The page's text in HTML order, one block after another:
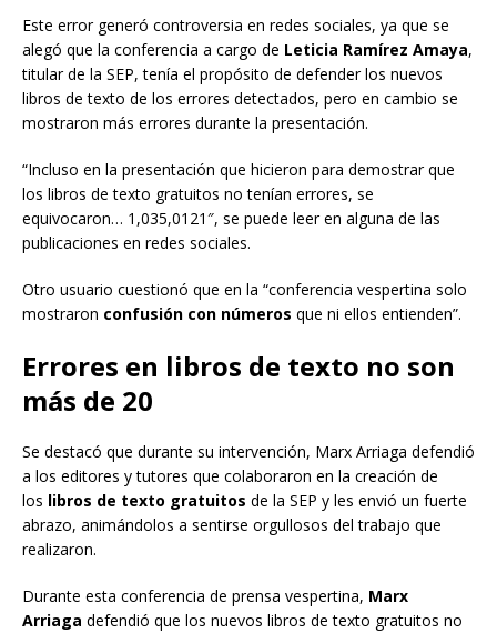
Este error generó controversia en redes sociales, ya que se
alegó que la conferencia a cargo de Leticia Ramírez Amaya,
titular de la SEP, tenía el propósito de defender los nuevos
libros de texto de los errores detectados, pero en cambio se
mostraron más errores durante la presentación.
“Incluso en la presentación que hicieron para demostrar que
los libros de texto gratuitos no tenían errores, se
equivocaron… 1,035,0121″, se puede leer en alguna de las
publicaciones en redes sociales.
Otro usuario cuestionó que en la “conferencia vespertina solo
mostraron confusión con números que ni ellos entienden”.
Errores en libros de texto no son
más de 20
Se destacó que durante su intervención, Marx Arriaga defendió
a los editores y tutores que colaboraron en la creación de
los libros de texto gratuitos de la SEP y les envió un fuerte
abrazo, animándolos a sentirse orgullosos del trabajo que
realizaron.
Durante esta conferencia de prensa vespertina, Marx
Arriaga defendió que los nuevos libros de texto gratuitos no